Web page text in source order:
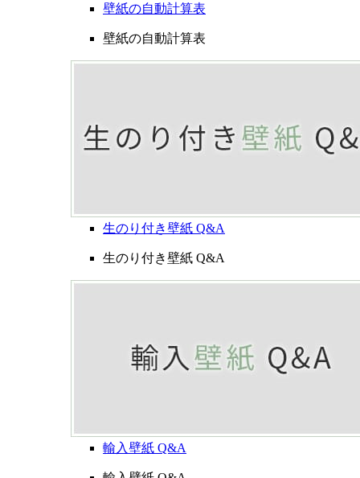
壁紙の自動計算表
壁紙の自動計算表
生のり付き壁紙 Q&A
生のり付き壁紙 Q&A
輸入壁紙 Q&A